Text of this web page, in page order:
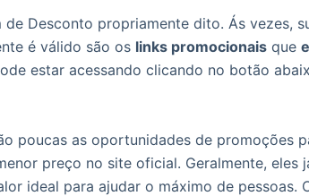
Desconto propriamente dito. Ás vezes,
é válido são os links promocionais que
estar acessando clicando no botão
poucas as oportunidades de promoções
preço no site oficial. Geralmente, eles
ideal para ajudar o máximo de pessoas.